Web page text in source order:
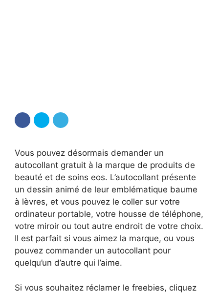
Vous pouvez désormais demander un
autocollant gratuit à la marque de produits de
beauté et de soins eos. L’autocollant présente
un dessin animé de leur emblématique baume
à lèvres, et vous pouvez le coller sur votre
ordinateur portable, votre housse de téléphone,
votre miroir ou tout autre endroit de votre choix.
Il est parfait si vous aimez la marque, ou vous
pouvez commander un autocollant pour
quelqu’un d’autre qui l’aime.
Si vous souhaitez réclamer le freebies, cliquez